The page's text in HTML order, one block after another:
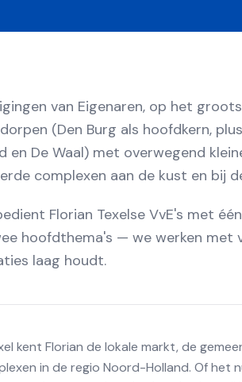
van Eigenaren, op het
(Den Burg als hoofdkern,
en De Waal) met overwegend
complexen aan de kust en bij
Florian Texelse VvE's met
hoofdthema's — we werken met
laag houdt.
kent Florian de lokale markt, de
in de regio Noord-Holland. Of het